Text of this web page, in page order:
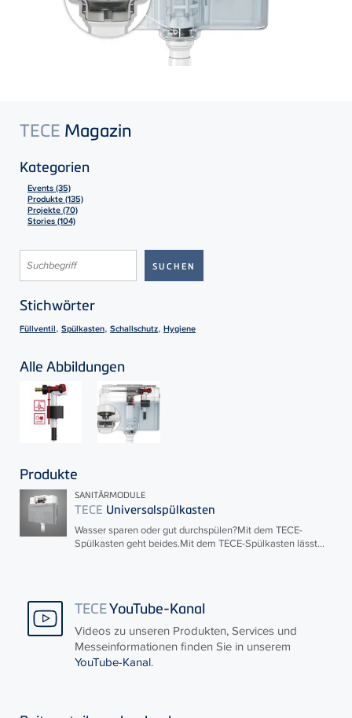
TECE Magazin
Kategorien
Events (35)
Produkte (135)
Projekte (70)
Stories (104)
Stichwörter
Füllventil, Spülkasten, Schallschutz, Hygiene
Alle Abbildungen
Produkte
SANITÄRMODULE
TECE Universalspülkasten
Wasser sparen oder gut durchspülen?Mit dem TECE-
Spülkasten geht beides.Mit dem TECE-Spülkasten lässt...
TECEYouTube-Kanal
Videos zu unseren Produkten, Services und
Messeinformationen finden Sie in unserem
YouTube-Kanal.